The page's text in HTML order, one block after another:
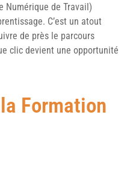
Numérique de Travail)
C’est un atout
de près le parcours
clic devient une opportunité
Formation